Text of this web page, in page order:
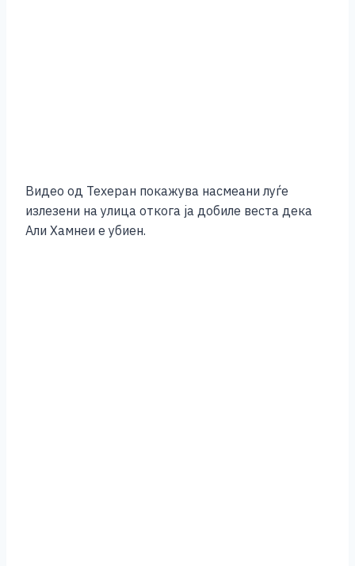
Видео од Техеран покажува насмеани луѓе
излезени на улица откога ја добиле веста дека
Али Хамнеи е убиен.